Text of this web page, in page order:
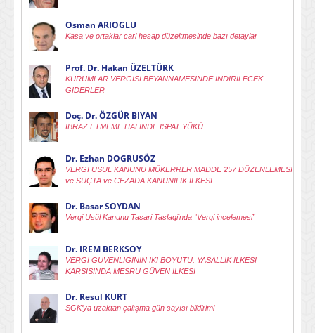
Osman ARIOGLU
Kasa ve ortaklar cari hesap düzeltmesinde bazı detaylar
Prof. Dr. Hakan ÜZELTÜRK
KURUMLAR VERGISI BEYANNAMESINDE INDIRILECEK
GIDERLER
Doç. Dr. ÖZGÜR BIYAN
IBRAZ ETMEME HALINDE ISPAT YÜKÜ
Dr. Ezhan DOGRUSÖZ
VERGI USUL KANUNU MÜKERRER MADDE 257 DÜZENLEMESI
ve SUÇTA ve CEZADA KANUNILIK ILKESI
Dr. Basar SOYDAN
Vergi Usûl Kanunu Tasari Taslagi'nda “Vergi incelemesi”
Dr. IREM BERKSOY
VERGI GÜVENLIGININ IKI BOYUTU: YASALLIK ILKESI
KARSISINDA MESRU GÜVEN ILKESI
Dr. Resul KURT
SGK’ya uzaktan çalışma gün sayısı bildirimi